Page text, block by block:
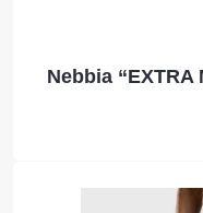
Nebbia “EXTRA